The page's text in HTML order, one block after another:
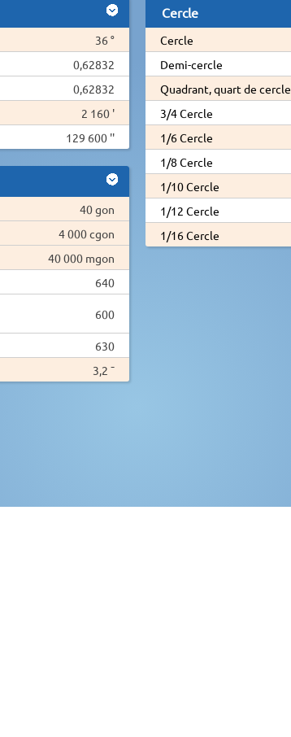
36 °
0,62832
0,62832
2 160 '
129 600 ''
40 gon
4 000 cgon
40 000 mgon
640
600
630
3,2 ¯
Cercle
Cercle
Demi-cercle
Quadrant, quart de cercle
3/4 Cercle
1/6 Cercle
1/8 Cercle
1/10 Cercle
1/12 Cercle
1/16 Cercle